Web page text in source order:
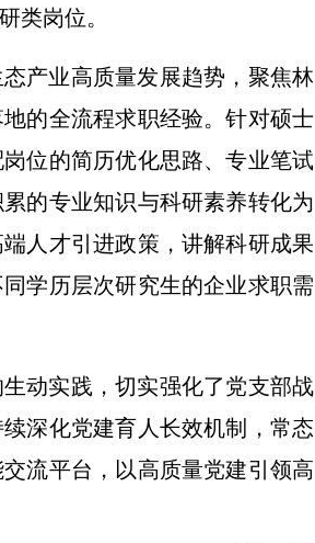
类岗位。
产业高质量发展趋势，聚焦林
的全流程求职经验。针对硕士
位的简历优化思路、专业笔试
的专业知识与科研素养转化为
人才引进政策，讲解科研成果
学历层次研究生的企业求职需
动实践，切实强化了党支部战
深化党建育人长效机制，常态
流平台，以高质量党建引领高
校党委书记黄思光在榆林延安调研